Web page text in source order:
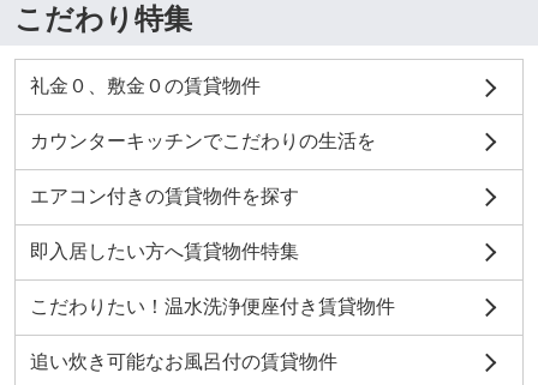
こだわり特集
礼金０、敷金０の賃貸物件
カウンターキッチンでこだわりの生活を
エアコン付きの賃貸物件を探す
即入居したい方へ賃貸物件特集
こだわりたい！温水洗浄便座付き賃貸物件
追い炊き可能なお風呂付の賃貸物件